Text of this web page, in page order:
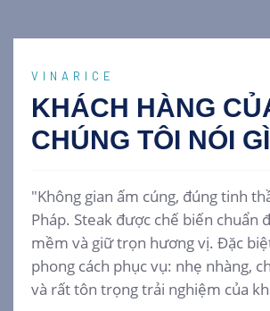
VINARICE
KHÁCH HÀNG
CHÚNG TÔI NÓI
"Không gian ấm cúng, đúng tinh
Pháp. Steak được chế biến chuẩn
mềm và giữ trọn hương vị. Đặc
phong cách phục vụ: nhẹ nhàng,
và rất tôn trọng trải nghiệm của